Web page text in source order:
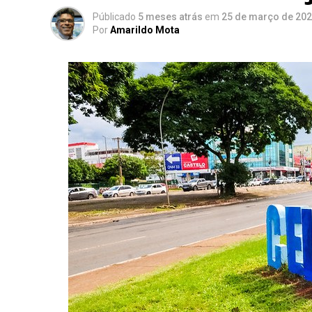
Públicado 5 meses atrás em 25 de março de
PorAmarildo Mota